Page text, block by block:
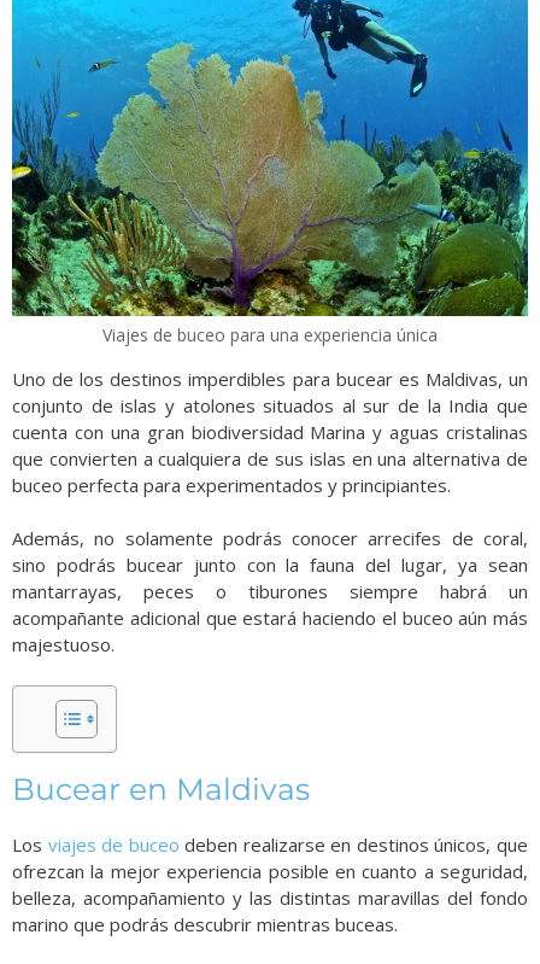
Viajes de buceo para una experiencia única
Uno de los destinos imperdibles para bucear es Maldivas, un
conjunto de islas y atolones situados al sur de la India que
cuenta con una gran biodiversidad Marina y aguas cristalinas
que convierten a cualquiera de sus islas en una alternativa de
buceo perfecta para experimentados y principiantes.
Además, no solamente podrás conocer arrecifes de coral,
sino podrás bucear junto con la fauna del lugar, ya sean
mantarrayas, peces o tiburones siempre habrá un
acompañante adicional que estará haciendo el buceo aún más
majestuoso.
Bucear en Maldivas
Los viajes de buceo deben realizarse en destinos únicos, que
ofrezcan la mejor experiencia posible en cuanto a seguridad,
belleza, acompañamiento y las distintas maravillas del fondo
marino que podrás descubrir mientras buceas.